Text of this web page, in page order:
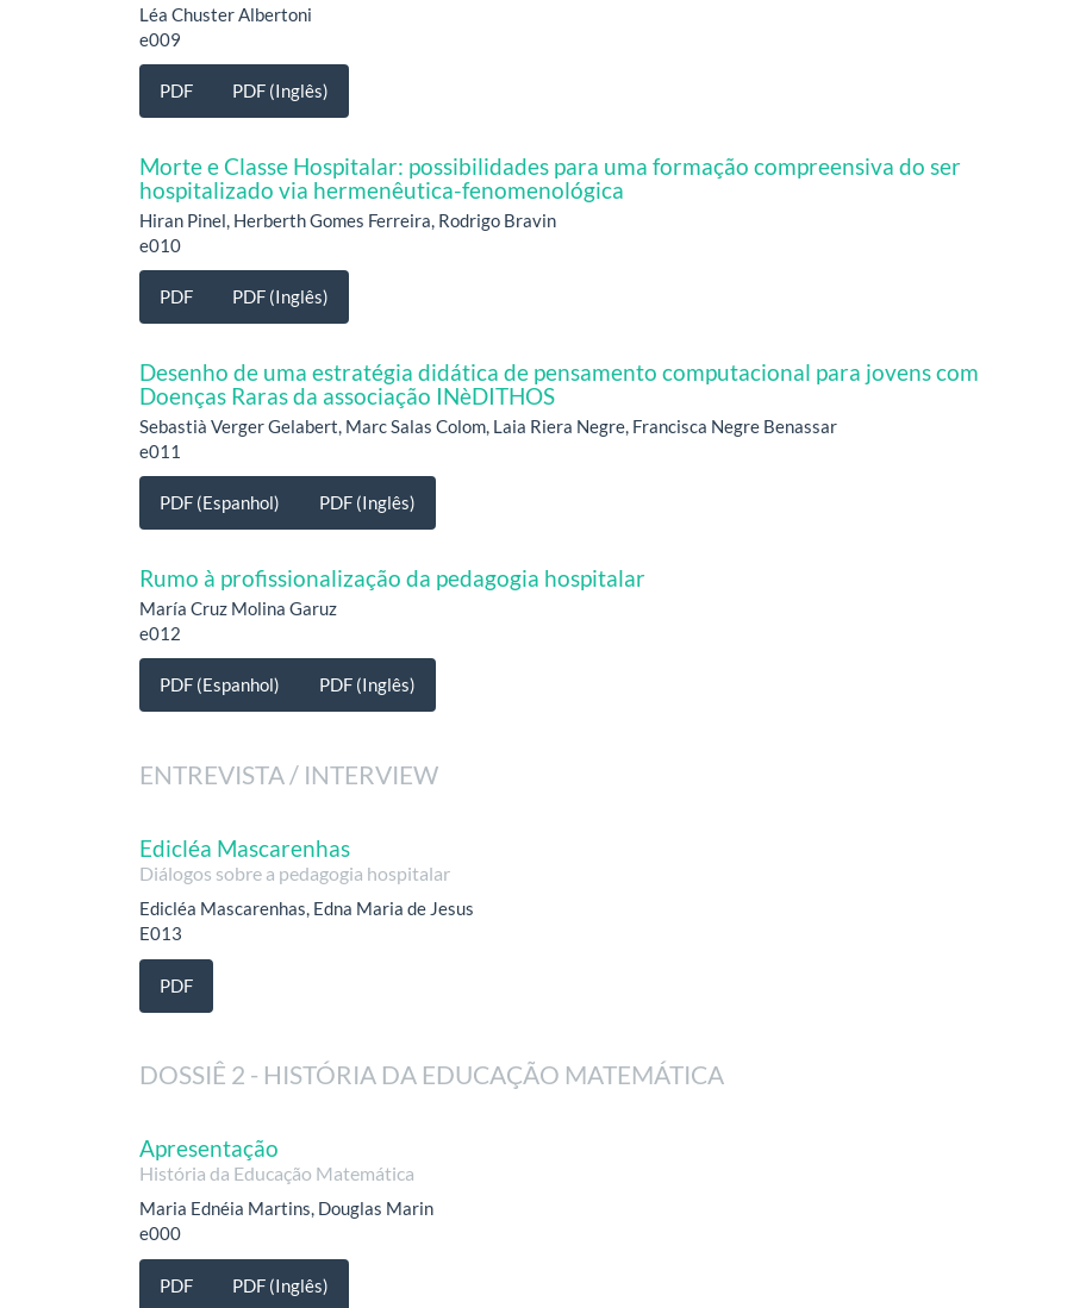
Léa Chuster Albertoni
e009
PDF PDF (Inglês)
Morte e Classe Hospitalar: possibilidades para uma formação compreensiva do ser
hospitalizado via hermenêutica-fenomenológica
Hiran Pinel, Herberth Gomes Ferreira, Rodrigo Bravin
e010
PDF PDF (Inglês)
Desenho de uma estratégia didática de pensamento computacional para jovens com
Doenças Raras da associação INèDITHOS
Sebastià Verger Gelabert, Marc Salas Colom, Laia Riera Negre, Francisca Negre Benassar
e011
PDF (Espanhol) PDF (Inglês)
Rumo à profissionalização da pedagogia hospitalar
María Cruz Molina Garuz
e012
PDF (Espanhol) PDF (Inglês)
ENTREVISTA / INTERVIEW
Edicléa Mascarenhas
Diálogos sobre a pedagogia hospitalar
Edicléa Mascarenhas, Edna Maria de Jesus
E013
PDF
DOSSIÊ 2 - HISTÓRIA DA EDUCAÇÃO MATEMÁTICA
Apresentação
História da Educação Matemática
Maria Ednéia Martins, Douglas Marin
e000
PDF PDF (Inglês)